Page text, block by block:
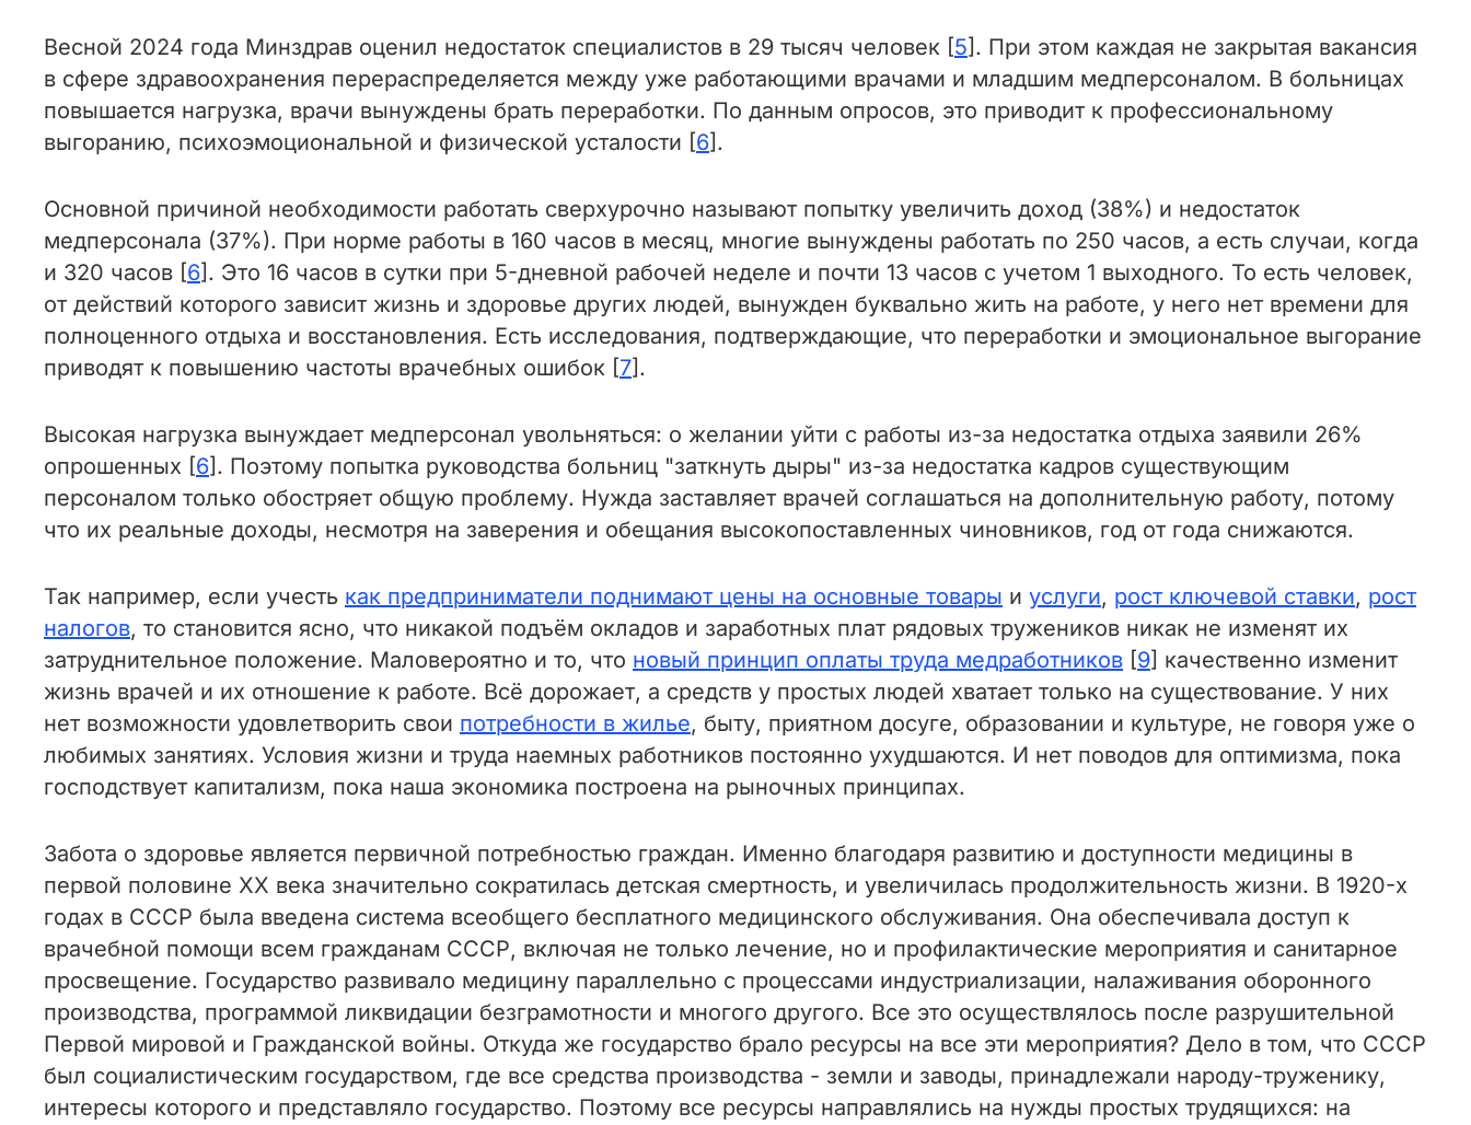
Весной 2024 года Минздрав оценил недостаток специалистов в 29 тысяч человек [5]. При этом каждая не закрытая вакансия
в сфере здравоохранения перераспределяется между уже работающими врачами и младшим медперсоналом. В больницах
повышается нагрузка, врачи вынуждены брать переработки. По данным опросов, это приводит к профессиональному
выгоранию, психоэмоциональной и физической усталости [6].
Основной причиной необходимости работать сверхурочно называют попытку увеличить доход (38%) и недостаток
медперсонала (37%). При норме работы в 160 часов в месяц, многие вынуждены работать по 250 часов, а есть случаи, когда
и 320 часов [6]. Это 16 часов в сутки при 5-дневной рабочей неделе и почти 13 часов с учетом 1 выходного. То есть человек,
от действий которого зависит жизнь и здоровье других людей, вынужден буквально жить на работе, у него нет времени для
полноценного отдыха и восстановления. Есть исследования, подтверждающие, что переработки и эмоциональное выгорание
приводят к повышению частоты врачебных ошибок [7].
Высокая нагрузка вынуждает медперсонал увольняться: о желании уйти с работы из-за недостатка отдыха заявили 26%
опрошенных [6]. Поэтому попытка руководства больниц "заткнуть дыры" из-за недостатка кадров существующим
персоналом только обостряет общую проблему. Нужда заставляет врачей соглашаться на дополнительную работу, потому
что их реальные доходы, несмотря на заверения и обещания высокопоставленных чиновников, год от года снижаются.
Так например, если учесть как предприниматели поднимают цены на основные товары и услуги, рост ключевой ставки, рост
налогов, то становится ясно, что никакой подъём окладов и заработных плат рядовых тружеников никак не изменят их
затруднительное положение. Маловероятно и то, что новый принцип оплаты труда медработников [9] качественно изменит
жизнь врачей и их отношение к работе. Всё дорожает, а средств у простых людей хватает только на существование. У них
нет возможности удовлетворить свои потребности в жилье, быту, приятном досуге, образовании и культуре, не говоря уже о
любимых занятиях. Условия жизни и труда наемных работников постоянно ухудшаются. И нет поводов для оптимизма, пока
господствует капитализм, пока наша экономика построена на рыночных принципах.
Забота о здоровье является первичной потребностью граждан. Именно благодаря развитию и доступности медицины в
первой половине ХХ века значительно сократилась детская смертность, и увеличилась продолжительность жизни. В 1920-х
годах в СССР была введена система всеобщего бесплатного медицинского обслуживания. Она обеспечивала доступ к
врачебной помощи всем гражданам СССР, включая не только лечение, но и профилактические мероприятия и санитарное
просвещение. Государство развивало медицину параллельно с процессами индустриализации, налаживания оборонного
производства, программой ликвидации безграмотности и многого другого. Все это осуществлялось после разрушительной
Первой мировой и Гражданской войны. Откуда же государство брало ресурсы на все эти мероприятия? Дело в том, что СССР
был социалистическим государством, где все средства производства - земли и заводы, принадлежали народу-труженику,
интересы которого и представляло государство. Поэтому все ресурсы направлялись на нужды простых трудящихся: на